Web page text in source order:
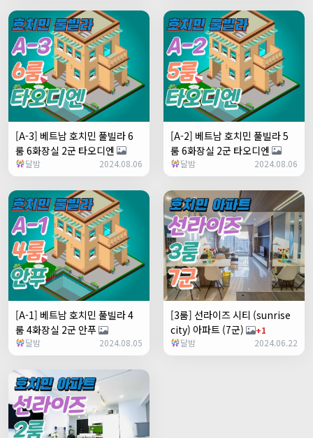
[A-3] 베트남 호치민 풀빌라 6
룸 6화장실 2군 타오디엔
달밤 2024.08.06
[A-2] 베트남 호치민 풀빌라 5
룸 6화장실 2군 타오디엔
달밤 2024.08.06
[A-1] 베트남 호치민 풀빌라 4
룸 4화장실 2군 안푸
달밤 2024.08.05
[3룸] 선라이즈 시티 (sunrise
city) 아파트 (7군)
+1
달밤
2024.06.22